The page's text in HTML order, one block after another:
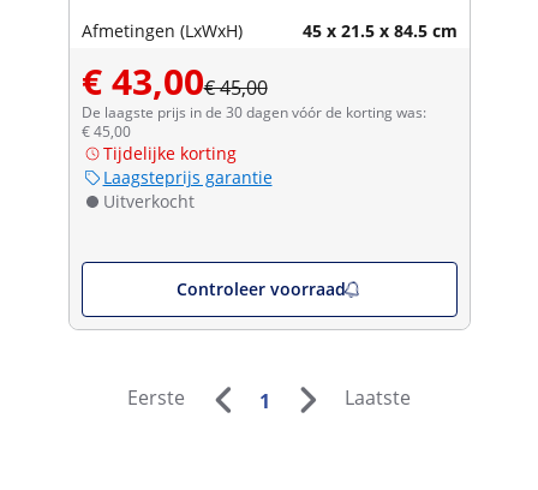
Afmetingen (LxWxH) 45 x 21.5 x 84.5 cm
€ 43,00€ 45,00
De laagste prijs in de 30 dagen vóór de korting was:
€ 45,00
Tijdelijke korting
Laagsteprijs garantie
Uitverkocht
Controleer voorraad
Eerste 1 Laatste